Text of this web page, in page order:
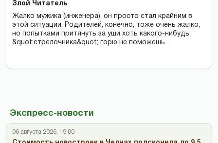
Экспресс-новости
06 августа 2026, 19:00
Злой Читатель
Жалко мужика (инженера), он просто стал крайним в
этой ситуации. Родителей, конечно, тоже очень жалко,
но попытками притянуть за уши хоть какого-нибудь
&quot;стрелочника&quot; горю не поможешь...